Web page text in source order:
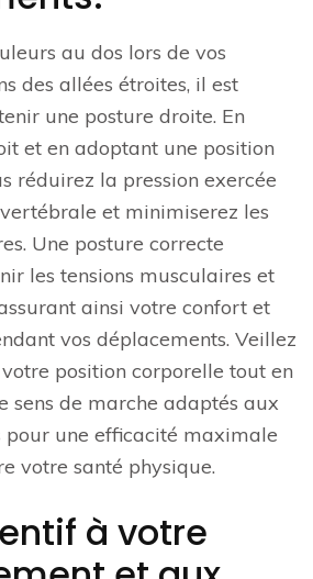
au dos lors de vos
des allées étroites, il est
une posture droite. En
et en adoptant une position
réduirez la pression exercée
et minimiserez les
Une posture correcte
les tensions musculaires et
ainsi votre confort et
vos déplacements. Veillez
position corporelle tout en
sens de marche adaptés aux
pour une efficacité maximale
votre santé physique.
à votre